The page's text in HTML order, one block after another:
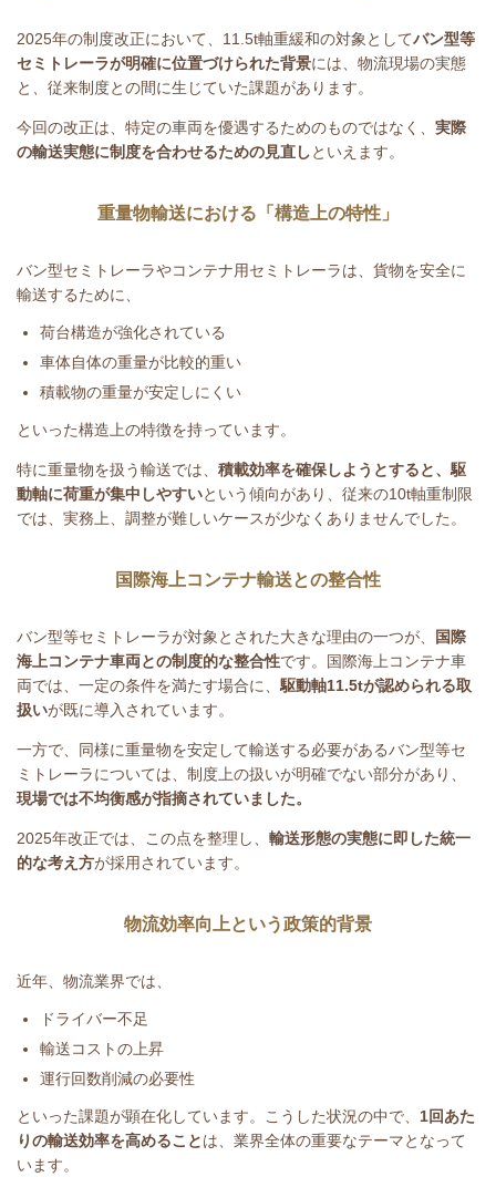
2025年の制度改正において、 11.5t軸重緩和の対象としてバン型等
セミトレーラが明確に位置づけられた背景には、物流現場の実態
と、従来制度との間に生じていた課題があります。
今回の改正は、特定の車両を優遇するためのものではなく、 実際
の輸送実態に制度を合わせるための見直しといえます。
重量物輸送における「構造上の特性」
バン型セミトレーラやコンテナ用セミトレーラは、貨物を安全に
輸送するために、
荷台構造が強化されている
車体自体の重量が比較的重い
積載物の重量が安定しにくい
といった構造上の特徴を持っています。
特に重量物を扱う輸送では、 積載効率を確保しようとすると、駆
動軸に荷重が集中しやすいという傾向があり、従来の10t軸重制限
では、実務上、調整が難しいケースが少なくありませんでした。
国際海上コンテナ輸送との整合性
バン型等セミトレーラが対象とされた大きな理由の一つが、 国際
海上コンテナ車両との制度的な整合性です。国際海上コンテナ車
両では、一定の条件を満たす場合に、 駆動軸11.5tが認められる取
扱いが既に導入されています。
一方で、同様に重量物を安定して輸送する必要があるバン型等セ
ミトレーラについては、制度上の扱いが明確でない部分があり、
現場では不均衡感が指摘されていました。
2025年改正では、この点を整理し、 輸送形態の実態に即した統一
的な考え方が採用されています。
物流効率向上という政策的背景
近年、物流業界では、
ドライバー不足
輸送コストの上昇
運行回数削減の必要性
といった課題が顕在化しています。こうした状況の中で、 1回あた
りの輸送効率を高めることは、業界全体の重要なテーマとなって
います。